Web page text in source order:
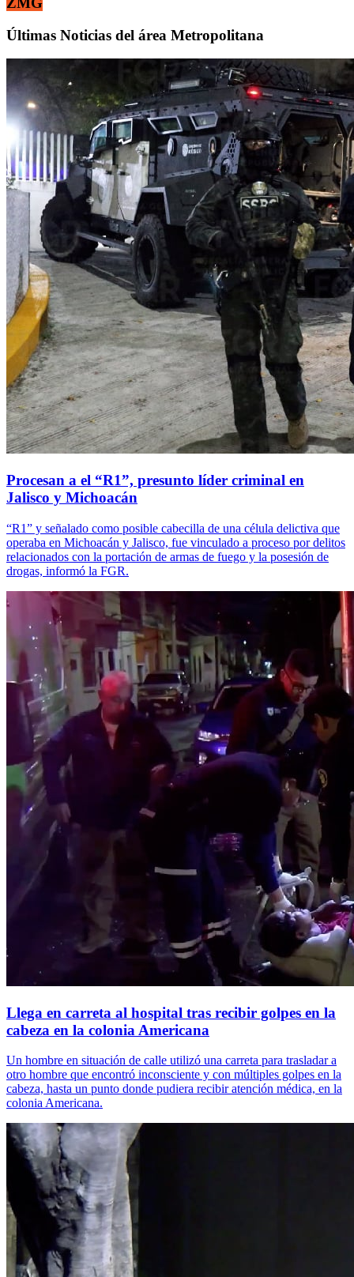
Últimas Noticias del área Metropolitana
Procesan a el “R1”, presunto líder criminal en
Jalisco y Michoacán
“R1” y señalado como posible cabecilla de una célula delictiva que
operaba en Michoacán y Jalisco, fue vinculado a proceso por delitos
relacionados con la portación de armas de fuego y la posesión de
drogas, informó la FGR.
Llega en carreta al hospital tras recibir golpes en la
cabeza en la colonia Americana
Un hombre en situación de calle utilizó una carreta para trasladar a
otro hombre que encontró inconsciente y con múltiples golpes en la
cabeza, hasta un punto donde pudiera recibir atención médica, en la
colonia Americana.